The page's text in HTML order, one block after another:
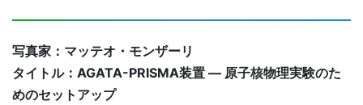
写真家：マッテオ・モンザーリ
タイトル：AGATA-PRISMA装置 ― 原子核物理実験のた
めのセットアップ